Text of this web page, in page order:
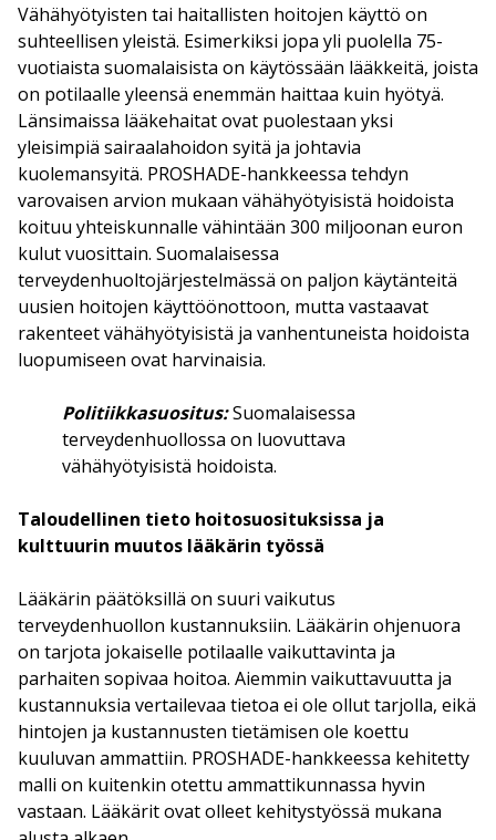
Vähähyötyisten tai haitallisten hoitojen käyttö on
suhteellisen yleistä. Esimerkiksi jopa yli puolella 75-
vuotiaista suomalaisista on käytössään lääkkeitä, joista
on potilaalle yleensä enemmän haittaa kuin hyötyä.
Länsimaissa lääkehaitat ovat puolestaan yksi
yleisimpiä sairaalahoidon syitä ja johtavia
kuolemansyitä. PROSHADE-hankkeessa tehdyn
varovaisen arvion mukaan vähähyötyisistä hoidoista
koituu yhteiskunnalle vähintään 300 miljoonan euron
kulut vuosittain. Suomalaisessa
terveydenhuoltojärjestelmässä on paljon käytänteitä
uusien hoitojen käyttöönottoon, mutta vastaavat
rakenteet vähähyötyisistä ja vanhentuneista hoidoista
luopumiseen ovat harvinaisia.
Politiikkasuositus:Suomalaisessa
terveydenhuollossa on luovuttava
vähähyötyisistä hoidoista.
Taloudellinen tieto hoitosuosituksissa ja
kulttuurin muutos lääkärin työssä
Lääkärin päätöksillä on suuri vaikutus
terveydenhuollon kustannuksiin. Lääkärin ohjenuora
on tarjota jokaiselle potilaalle vaikuttavinta ja
parhaiten sopivaa hoitoa. Aiemmin vaikuttavuutta ja
kustannuksia vertailevaa tietoa ei ole ollut tarjolla, eikä
hintojen ja kustannusten tietämisen ole koettu
kuuluvan ammattiin. PROSHADE-hankkeessa kehitetty
malli on kuitenkin otettu ammattikunnassa hyvin
vastaan. Lääkärit ovat olleet kehitystyössä mukana